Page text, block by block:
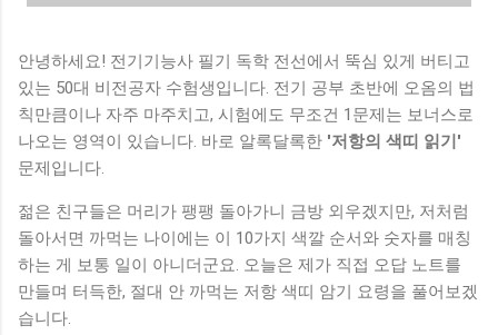
안녕하세요! 전기기능사 필기 독학 전선에서 뚝심 있게 버티고
있는 50대 비전공자 수험생입니다. 전기 공부 초반에 오옴의 법
칙만큼이나 자주 마주치고, 시험에도 무조건 1문제는 보너스로
나오는 영역이 있습니다. 바로 알록달록한 '저항의 색띠 읽기'
문제입니다.
젊은 친구들은 머리가 팽팽 돌아가니 금방 외우겠지만, 저처럼
돌아서면 까먹는 나이에는 이 10가지 색깔 순서와 숫자를 매칭
하는 게 보통 일이 아니더군요. 오늘은 제가 직접 오답 노트를
만들며 터득한, 절대 안 까먹는 저항 색띠 암기 요령을 풀어보겠
습니다.